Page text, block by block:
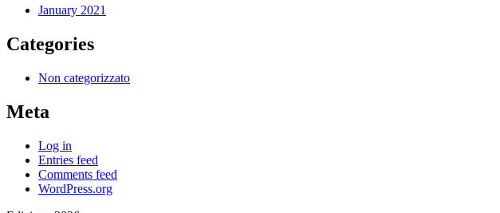
January 2021
Categories
Non categorizzato
Meta
Log in
Entries feed
Comments feed
WordPress.org